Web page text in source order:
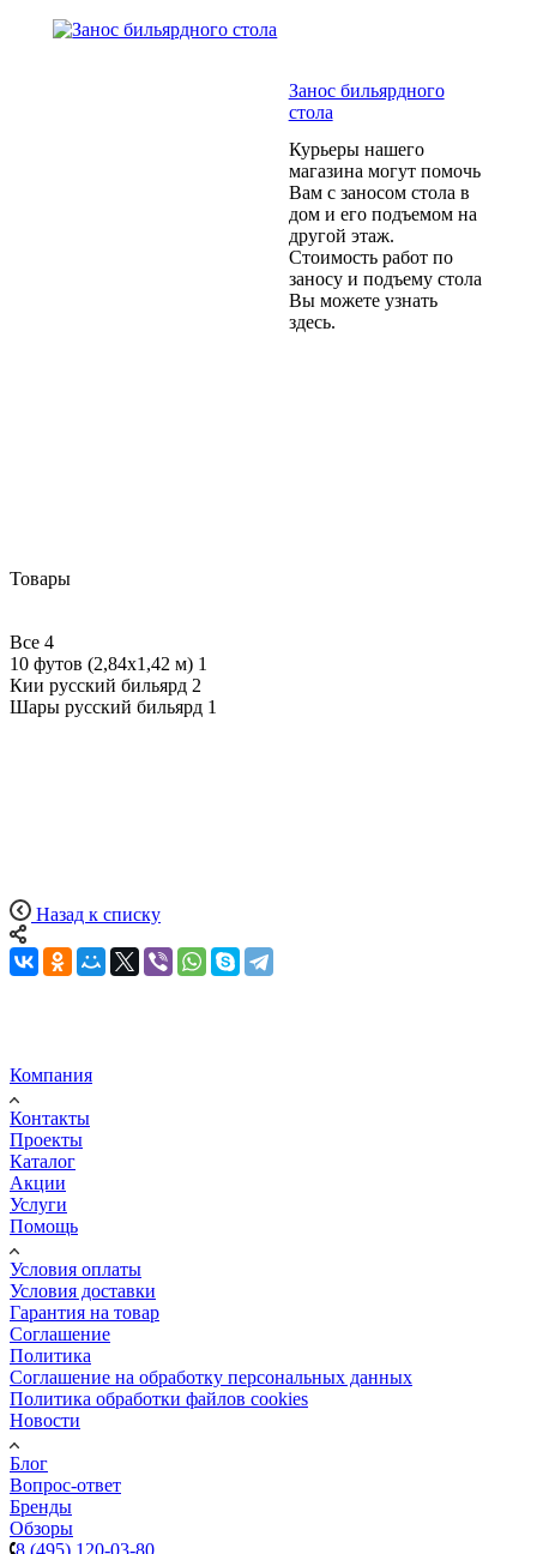
Занос бильярдного
стола
Курьеры нашего
магазина могут помочь
Вам с заносом стола в
дом и его подъемом на
другой этаж.
Стоимость работ по
заносу и подъему стола
Вы можете узнать
здесь.
Товары
Все 4
10 футов (2,84х1,42 м) 1
Кии русский бильярд 2
Шары русский бильярд 1
Назад к списку
Компания
Контакты
Проекты
Каталог
Акции
Услуги
Помощь
Условия оплаты
Условия доставки
Гарантия на товар
Соглашение
Политика
Соглашение на обработку персональных данных
Политика обработки файлов cookies
Новости
Блог
Вопрос-ответ
Бренды
Обзоры